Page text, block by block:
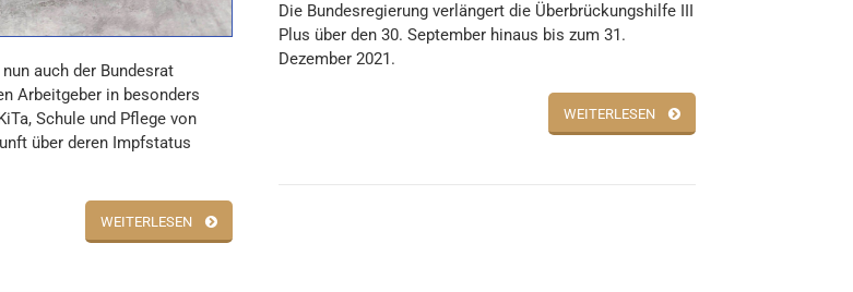
auch der Bundesrat
Arbeitgeber in besonders
Schule und Pflege von
über deren Impfstatus
WEITERLESEN
Die Bundesregierung verlängert die Überbrückungshilfe III
Plus über den 30. September hinaus bis zum 31.
Dezember 2021.
WEITERLESEN